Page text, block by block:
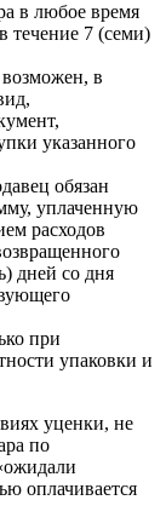
в любое время
течение 7 (семи)
возможен, в
указанного
обязан
уплаченную
расходов
дней со дня
при
упаковки и
уценки, не
по
оплачивается